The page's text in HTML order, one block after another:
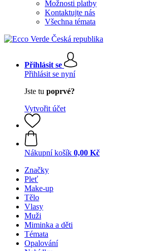
Možnosti platby
Kontaktujte nás
Všechna témata
Přihlásit se
Přihlásit se nyní
Jste tu poprvé?
Vytvořit účet
Nákupní košík 0,00 Kč
Značky
Pleť
Make-up
Tělo
Vlasy
Muži
Miminka a děti
Témata
Opalování